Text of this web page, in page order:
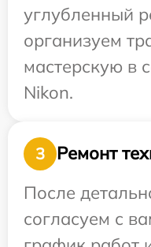
углубленный
организуем
мастерскую в
Nikon.
3
Ремонт
После
согласуем с